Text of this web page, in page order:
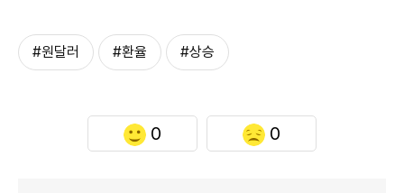
#원달러 #환율 #상승
0 0